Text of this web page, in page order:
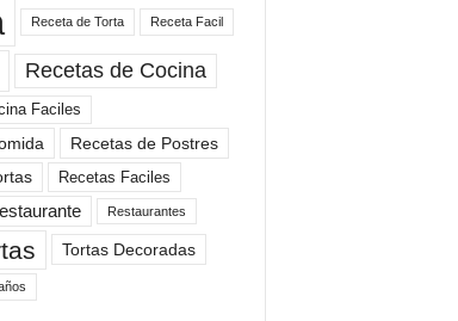
Receta de Torta Receta Facil
Recetas de Cocina
Faciles
Recetas de Postres
Recetas Faciles
Restaurantes
Tortas Decoradas